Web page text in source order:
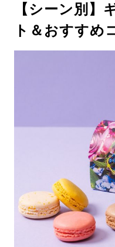
【シーン別】
ト＆おすすめ